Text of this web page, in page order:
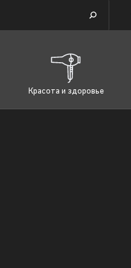
Красота и здоровье